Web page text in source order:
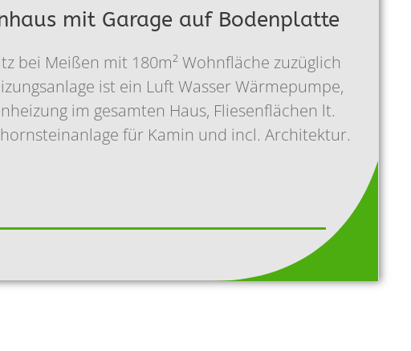
mit Garage auf Bodenplatte
bei Meißen mit 180m² Wohnfläche zuzüglich
ist ein Luft Wasser Wärmepumpe,
im gesamten Haus, Fliesenflächen lt.
für Kamin und incl. Architektur.